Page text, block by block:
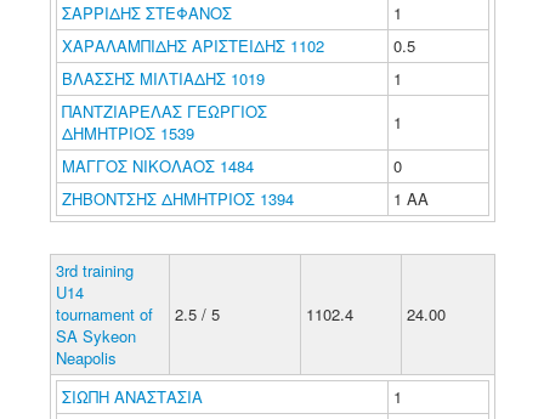
ΣΑΡΡΙΔΗΣ ΣΤΕΦΑΝΟΣ
1
ΧΑΡΑΛΑΜΠΙΔΗΣ ΑΡΙΣΤΕΙΔΗΣ 1102
0.5
ΒΛΑΣΣΗΣ ΜΙΛΤΙΑΔΗΣ 1019
1
ΠΑΝΤΖΙΑΡΕΛΑΣ ΓΕΩΡΓΙΟΣ
ΔΗΜΗΤΡΙΟΣ 1539
1
ΜΑΓΓΟΣ ΝΙΚΟΛΑΟΣ 1484
0
ΖΗΒΟΝΤΣΗΣ ΔΗΜΗΤΡΙΟΣ 1394
1 ΑΑ
3rd training
U14
tournament of
SA Sykeon
Neapolis
2.5 / 5 1102.4 24.00
ΣΙΩΠΗ ΑΝΑΣΤΑΣΙΑ
1